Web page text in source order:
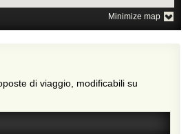
Minimize map
di viaggio, modificabili su